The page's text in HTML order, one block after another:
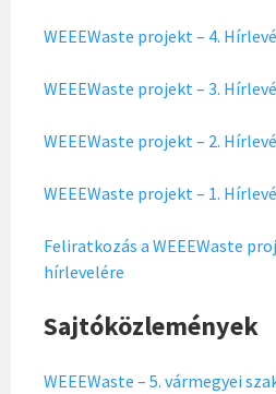
WEEEWaste projekt – 4.
WEEEWaste projekt – 3.
WEEEWaste projekt – 2.
WEEEWaste projekt – 1.
Feliratkozás a WEEEWaste
hírlevelére
Sajtóközlemények
WEEEWaste – 5. vármegyei